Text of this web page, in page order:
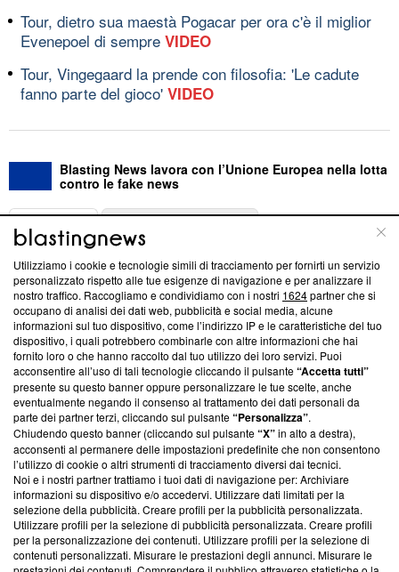
Tour, dietro sua maestà Pogacar per ora c'è il miglior
Evenepoel di sempre VIDEO
Tour, Vingegaard la prende con filosofia: 'Le cadute
fanno parte del gioco' VIDEO
Blasting News lavora con l’Unione Europea nella lotta
contro le fake news
ABOUT
Questa sezione offre informazioni trasparenti su Blasting
News, sui nostri processi editoriali e su come ci impegniamo a
creare news di qualità. Inoltre, afferma la nostra aderenza a
‘Trust Project - News with Integrity’Blasting News non è
ancora membro del programma, ma ha richiesto di farne
parte; Trust Project non ha ancora effettuato una verifica di
conformità agli standard.
Su di noi
Team editoriale
Corporate
Redazione
Informativa Privacy
Utilizziamo i cookie e tecnologie simili di tracciamento per fornirti un servizio
personalizzato rispetto alle tue esigenze di navigazione e per analizzare il
nostro traffico. Raccogliamo e condividiamo con i nostri 1624partner che si
occupano di analisi dei dati web, pubblicità e social media, alcune
informazioni sul tuo dispositivo, come l’indirizzo IP e le caratteristiche del tuo
dispositivo, i quali potrebbero combinarle con altre informazioni che hai
fornito loro o che hanno raccolto dal tuo utilizzo dei loro servizi. Puoi
acconsentire all’uso di tali tecnologie cliccando il pulsante“Accetta tutti”
presente su questo banner oppure personalizzare le tue scelte, anche
eventualmente negando il consenso al trattamento dei dati personali da
parte dei partner terzi, cliccando sul pulsante“Personalizza”.
Chiudendo questo banner (cliccando sul pulsante“X”in alto a destra),
acconsenti al permanere delle impostazioni predefinite che non consentono
l’utilizzo di cookie o altri strumenti di tracciamento diversi dai tecnici.
Noi e i nostri partner trattiamo i tuoi dati di navigazione per: Archiviare
informazioni su dispositivo e/o accedervi. Utilizzare dati limitati per la
selezione della pubblicità. Creare profili per la pubblicità personalizzata.
Utilizzare profili per la selezione di pubblicità personalizzata. Creare profili
per la personalizzazione dei contenuti. Utilizzare profili per la selezione di
contenuti personalizzati. Misurare le prestazioni degli annunci. Misurare le